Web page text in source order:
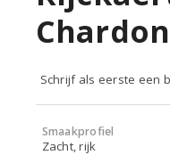
Schrijf als eerste een
Smaakprofiel
Zacht, rijk